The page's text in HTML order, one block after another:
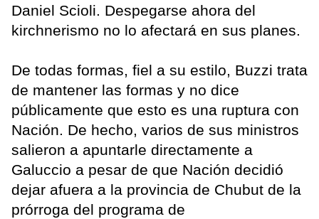
Daniel Scioli. Despegarse ahora del
kirchnerismo no lo afectará en sus planes.
De todas formas, fiel a su estilo, Buzzi trata
de mantener las formas y no dice
públicamente que esto es una ruptura con
Nación. De hecho, varios de sus ministros
salieron a apuntarle directamente a
Galuccio a pesar de que Nación decidió
dejar afuera a la provincia de Chubut de la
prórroga del programa de